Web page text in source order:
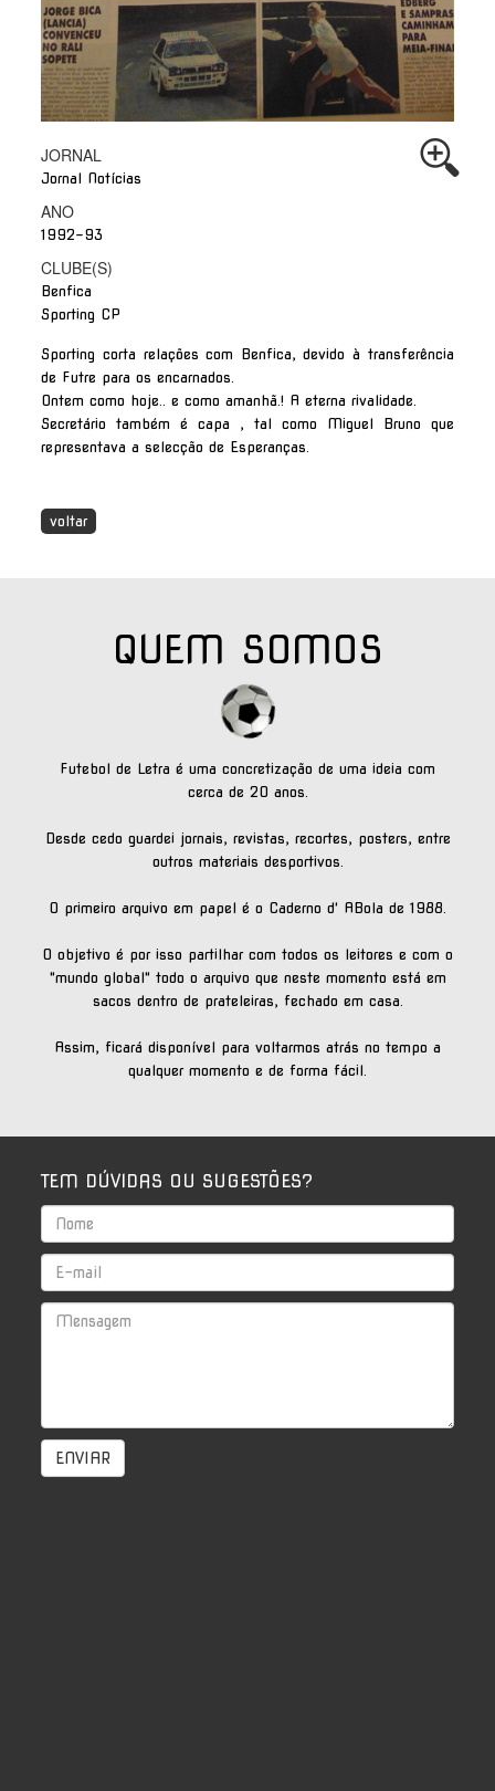
JORNAL
Jornal Notícias
ANO
1992-93
CLUBE(S)
Benfica
Sporting CP
Sporting corta relações com Benfica, devido à transferência
de Futre para os encarnados.
Ontem como hoje.. e como amanhã.! A eterna rivalidade.
Secretário também é capa , tal como Miguel Bruno que
representava a selecção de Esperanças.
voltar
QUEM SOMOS
Futebol de Letra é uma concretização de uma ideia com
cerca de 20 anos.
Desde cedo guardei jornais, revistas, recortes, posters, entre
outros materiais desportivos.
O primeiro arquivo em papel é o Caderno d' ABola de 1988.
O objetivo é por isso partilhar com todos os leitores e com o
"mundo global" todo o arquivo que neste momento está em
sacos dentro de prateleiras, fechado em casa.
Assim, ficará disponível para voltarmos atrás no tempo a
qualquer momento e de forma fácil.
TEM DÚVIDAS OU SUGESTÕES?
ENVIAR